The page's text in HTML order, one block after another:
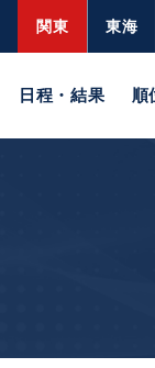
関東 東海
日程・結果 順